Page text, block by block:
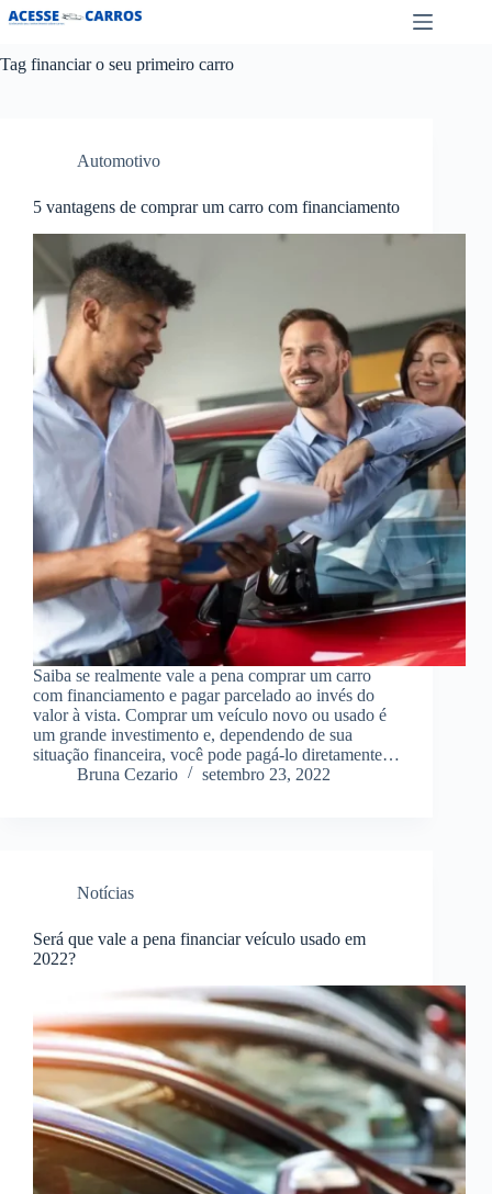
Pular
para
conteúdo
Tag financiar o seu primeiro carro
Automotivo
5 vantagens de comprar um carro com financiamento
Saiba se realmente vale a pena comprar um carro
com financiamento e pagar parcelado ao invés do
valor à vista. Comprar um veículo novo ou usado é
um grande investimento e, dependendo de sua
situação financeira, você pode pagá-lo diretamente…
Bruna Cezario
setembro 23, 2022
Notícias
Será que vale a pena financiar veículo usado em
2022?